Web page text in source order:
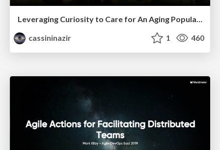
Leveraging Curiosity to Care for An Aging Population
cassininazir
1 460